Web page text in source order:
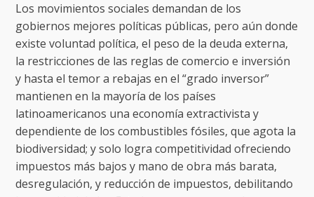
Los movimientos sociales demandan de los
gobiernos mejores políticas públicas, pero aún donde
existe voluntad política, el peso de la deuda externa,
la restricciones de las reglas de comercio e inversión
y hasta el temor a rebajas en el “grado inversor”
mantienen en la mayoría de los países
latinoamericanos una economía extractivista y
dependiente de los combustibles fósiles, que agota la
biodiversidad; y solo logra competitividad ofreciendo
impuestos más bajos y mano de obra más barata,
desregulación, y reducción de impuestos, debilitando